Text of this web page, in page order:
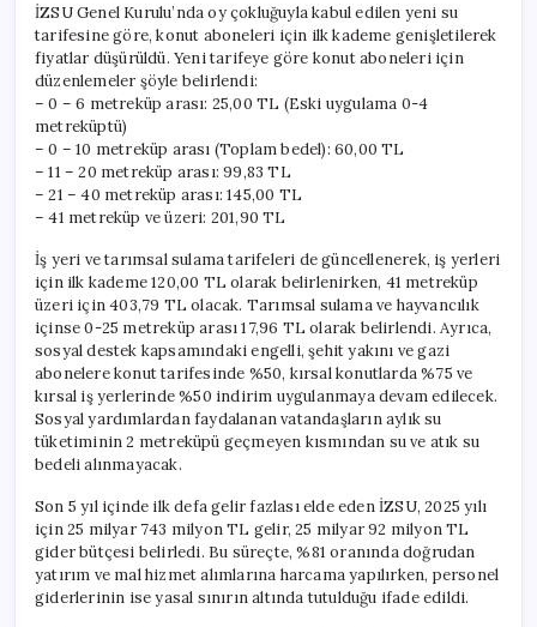
İZSU Genel Kurulu’nda oy çokluğuyla kabul edilen yeni su
tarifesine göre, konut aboneleri için ilk kademe genişletilerek
fiyatlar düşürüldü. Yeni tarifeye göre konut aboneleri için
düzenlemeler şöyle belirlendi:
– 0 – 6 metreküp arası: 25,00 TL (Eski uygulama 0-4
metreküptü)
– 0 – 10 metreküp arası (Toplam bedel): 60,00 TL
– 11 – 20 metreküp arası: 99,83 TL
– 21 – 40 metreküp arası: 145,00 TL
– 41 metreküp ve üzeri: 201,90 TL
İş yeri ve tarımsal sulama tarifeleri de güncellenerek, iş yerleri
için ilk kademe 120,00 TL olarak belirlenirken, 41 metreküp
üzeri için 403,79 TL olacak. Tarımsal sulama ve hayvancılık
içinse 0-25 metreküp arası 17,96 TL olarak belirlendi. Ayrıca,
sosyal destek kapsamındaki engelli, şehit yakını ve gazi
abonelere konut tarifesinde %50, kırsal konutlarda %75 ve
kırsal iş yerlerinde %50 indirim uygulanmaya devam edilecek.
Sosyal yardımlardan faydalanan vatandaşların aylık su
tüketiminin 2 metreküpü geçmeyen kısmından su ve atık su
bedeli alınmayacak.
Son 5 yıl içinde ilk defa gelir fazlası elde eden İZSU, 2025 yılı
için 25 milyar 743 milyon TL gelir, 25 milyar 92 milyon TL
gider bütçesi belirledi. Bu süreçte, %81 oranında doğrudan
yatırım ve mal hizmet alımlarına harcama yapılırken, personel
giderlerinin ise yasal sınırın altında tutulduğu ifade edildi.